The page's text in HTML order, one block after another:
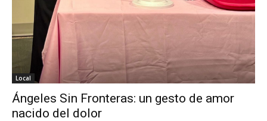
Local
Ángeles Sin Fronteras: un gesto de amor
nacido del dolor